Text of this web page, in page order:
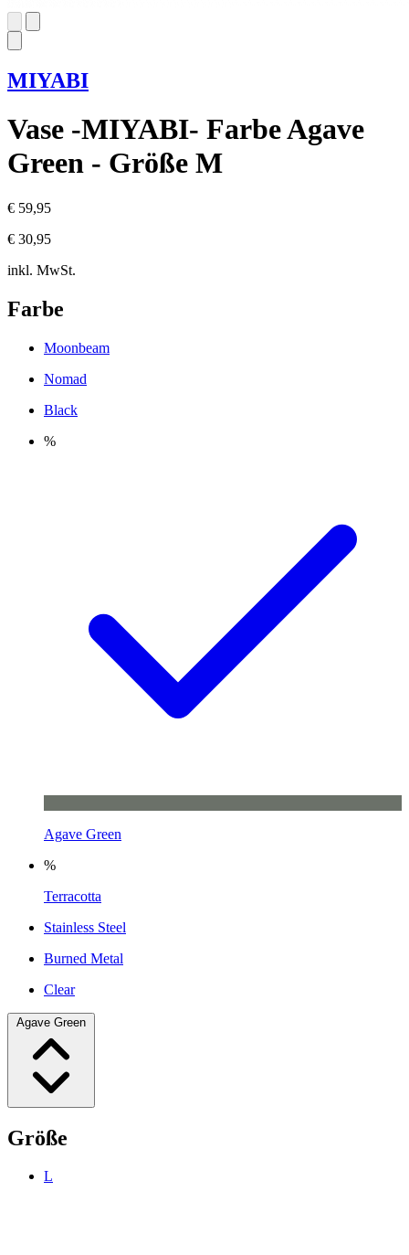
MIYABI
Vase -MIYABI- Farbe Agave
Green - Größe M
€ 59,95
€ 30,95
inkl. MwSt.
Farbe
Moonbeam
Nomad
Black
%
Agave Green
%
Terracotta
Stainless Steel
Burned Metal
Clear
Agave Green
Größe
L